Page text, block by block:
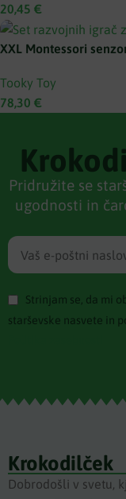
20,45 €
XXL Montessori
Tooky Toy
78,30 €
Pridružite se
ugodnosti in
Strinjam se, da mi
starševske nasvete in
Krokodilček
Dobrodošli v svetu,